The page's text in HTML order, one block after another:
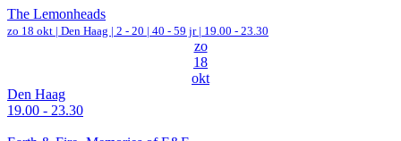
The Lemonheads
zo 18 okt | Den Haag | 2 - 20 | 40 - 59 jr | 19.00 - 23.30
zo
18
okt
Den Haag
19.00 - 23.30